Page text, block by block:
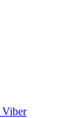
Viber